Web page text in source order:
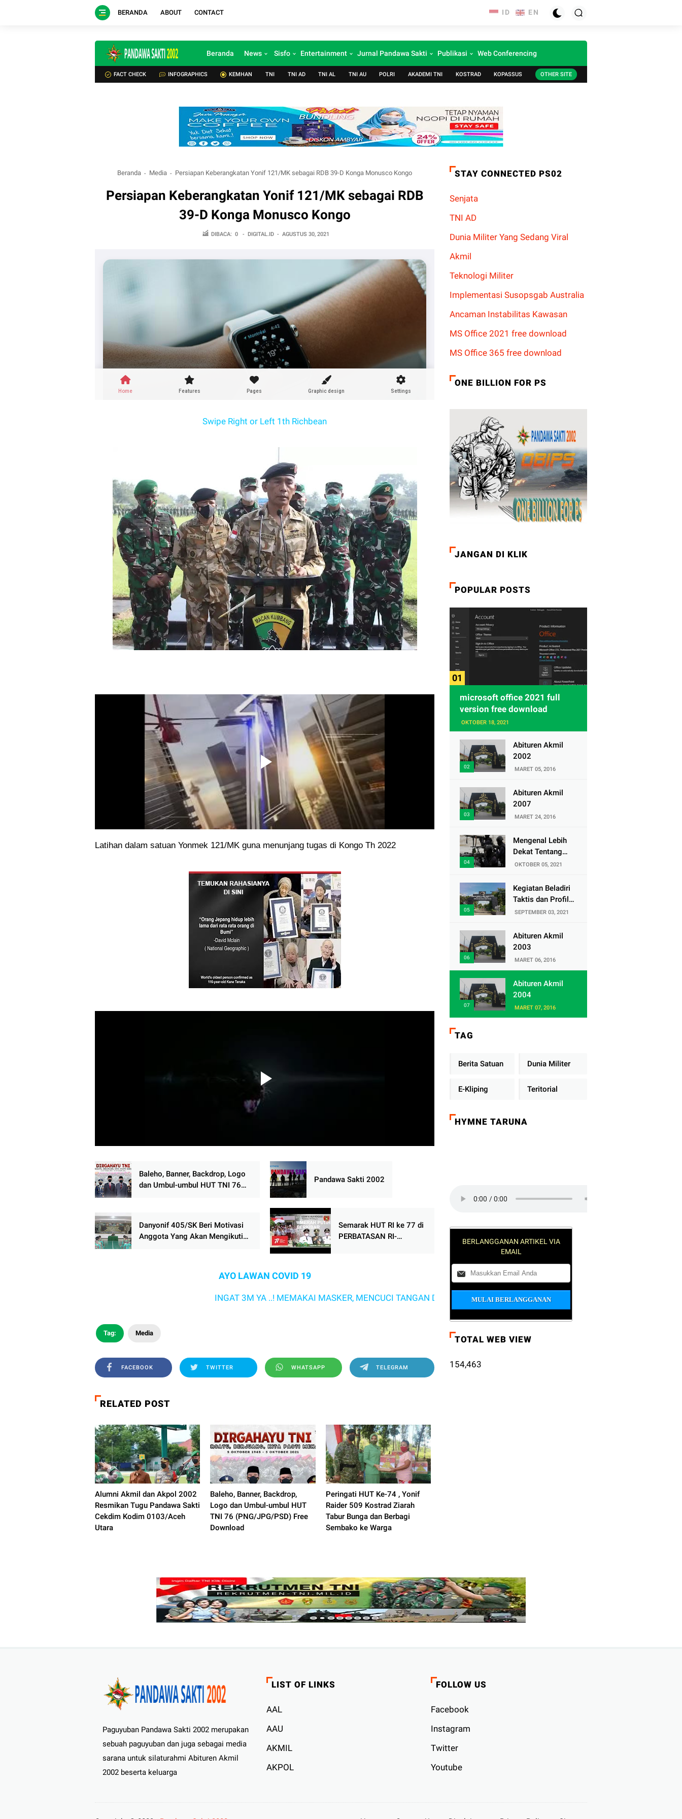
BERANDA ABOUT CONTACT
Beranda News Sisfo Entertainment Jurnal Pandawa Sakti Publikasi Web Conferencing
FACT CHECK INFOGRAPHICS KEMHAN TNI TNI AD TNI AL TNI AU POLRI AKADEMI TNI KOSTRAD KOPASSUS OTHER SITE
Beranda Media Persiapan Keberangkatan Yonif 121/MK sebagai RDB 39-D Konga Monusco Kongo
Persiapan Keberangkatan Yonif 121/MK sebagai RDB
39-D Konga Monusco Kongo
DIBACA: 0 - DIGITAL.ID - AGUSTUS 30, 2021
Swipe Right or Left 1th Richbean
Latihan dalam satuan Yonmek 121/MK guna menunjang tugas di Kongo Th 2022
Baleho, Banner, Backdrop, Logo
dan Umbul-umbul HUT TNI 76
Pandawa Sakti 2002
Danyonif 405/SK Beri Motivasi
Anggota Yang Akan Mengikuti
Semarak HUT RI ke 77 di
PERBATASAN RI-
AYO LAWAN COVID 19
INGAT 3M YA ..! MEMAKAI MASKER, MENCUCI TANGAN DAN MENJAGA JARAK
Tag: Media
FACEBOOK TWITTER WHATSAPP TELEGRAM
RELATED POST
Alumni Akmil dan Akpol 2002
Resmikan Tugu Pandawa Sakti
Cekdim Kodim 0103/Aceh
Utara
Baleho, Banner, Backdrop,
Logo dan Umbul-umbul HUT
TNI 76 (PNG/JPG/PSD) Free
Download
Peringati HUT Ke-74 , Yonif
Raider 509 Kostrad Ziarah
Tabur Bunga dan Berbagi
Sembako ke Warga
STAY CONNECTED PS02
Senjata
TNI AD
Dunia Militer Yang Sedang Viral
Akmil
Teknologi Militer
Implementasi Susopsgab Australia
Ancaman Instabilitas Kawasan
MS Office 2021 free download
MS Office 365 free download
ONE BILLION FOR PS
JANGAN DI KLIK
POPULAR POSTS
microsoft office 2021 full
version free download
OKTOBER 18, 2021
Abituren Akmil
2002
MARET 05, 2016
Abituren Akmil
2007
MARET 24, 2016
Mengenal Lebih
Dekat Tentang
Pasukan Elite
OKTOBER 05, 2021
Kegiatan Beladiri
Taktis dan Profil
Satuan Yonif
SEPTEMBER 03, 2021
Abituren Akmil
2003
MARET 06, 2016
Abituren Akmil
2004
MARET 07, 2016
TAG
Berita Satuan Dunia Militer
E-Kliping Teritorial
HYMNE TARUNA
BERLANGGANAN ARTIKEL VIA
EMAIL
TOTAL WEB VIEW
154,463
Paguyuban Pandawa Sakti 2002 merupakan
sebuah paguyuban dan juga sebagai media
sarana untuk silaturahmi Abituren Akmil
2002 beserta keluarga
LIST OF LINKS
AAL
AAU
AKMIL
AKPOL
FOLLOW US
Facebook
Instagram
Twitter
Youtube